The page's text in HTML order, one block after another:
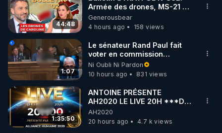
🌱 INSTAGRAM
https://www.instagram.com/rdlr_thierrycasasnovas/
http://rgnr.li/instagram
🌱 LA NEWSLETTER
Pour ne pas rater l’actualité RGNR (stages,
http://rgnr.li/news
🌱 VIDÉOS NON CENSURÉES SUR ODYSEE
44:48
Armée des drones, MS-21 en
série, missiles coréens.
07.08.2026.
Generousbear
4 hours ago
158 views
1:07
Le sénateur Rand Paul fait
voter en commission
l'outrage au Congrès contre
Anthony Fauci
Ni Oubli Ni Pardon
10 hours ago
831 views
1:35:50
ANTOINE PRÉSENTE
AH2020 LE LIVE 20H ***DU
06/08/2026***
AH2020
20 hours ago
4.7 k views